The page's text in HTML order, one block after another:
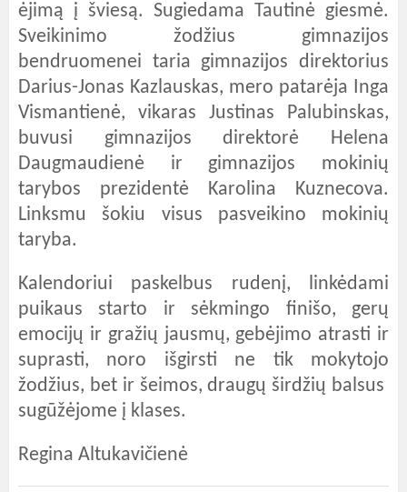
ėjimą į šviesą. Sugiedama Tautinė giesmė.
Sveikinimo žodžius gimnazijos
bendruomenei taria gimnazijos direktorius
Darius-Jonas Kazlauskas, mero patarėja Inga
Vismantienė, vikaras Justinas Palubinskas,
buvusi gimnazijos direktorė Helena
Daugmaudienė ir gimnazijos mokinių
tarybos prezidentė Karolina Kuznecova.
Linksmu šokiu visus pasveikino mokinių
taryba.
Kalendoriui paskelbus rudenį, linkėdami
puikaus starto ir sėkmingo finišo, gerų
emocijų ir gražių jausmų, gebėjimo atrasti ir
suprasti, noro išgirsti ne tik mokytojo
žodžius, bet ir šeimos, draugų širdžių balsus
sugūžėjome į klases.
Regina Altukavičienė